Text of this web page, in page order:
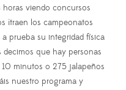
viendo concursos
¡traen los campeonatos
prueba su integridad física
que hay personas
minutos o 275 jalapeños
nuestro programa y